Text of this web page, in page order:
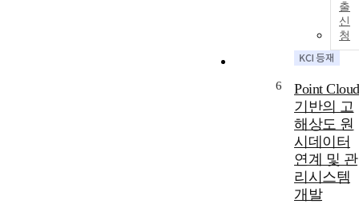
출
신
청
6
Point Cloud
기반의 고
해상도 원
시데이터
연계 및 관
리시스템
개발